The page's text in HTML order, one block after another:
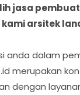
jasa
arsitek
anda dalam
merupakan
dengan